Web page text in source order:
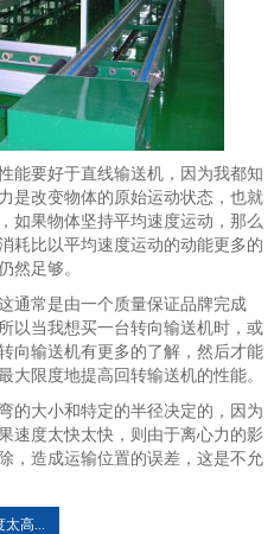
要好于直线输送机，因为我都知
是改变物体的原始运动状态，也就
如果物体坚持平均速度运动，那么
耗比以平均速度运动的动能更多的
然足够。
常是由一个质量保证品牌完成
以当我想买一台转向输送机时，或
向输送机有更多的了解，然后才能
大限度地提高回转输送机的性能。
大小和特定的半径决定的，因为
速度太快太快，则由于离心力的影
，造成运输位置的误差，这是不允
高...